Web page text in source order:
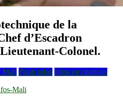
de la
d’Escadron
Colonel.
Mali Flash infos Infos en continus
Mali